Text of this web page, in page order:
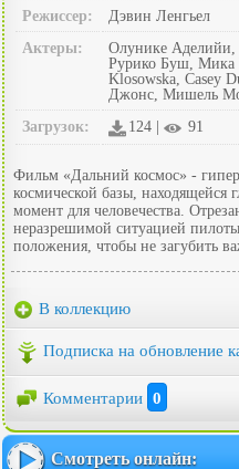
Режиссер:
Дэвин Ленгьел
Актеры:
Олунике
Рурико Буш, Мика
Klosowska, Casey
Джонс, Мишель
Загрузок:
124 | 91
Фильм «Дальний космос» -
космической базы, находящейся
момент для человечества.
неразрешимой ситуацией
положения, чтобы не загубить
В коллекцию
Подписка на обновление
Комментарии 0
Смотреть онлайн: